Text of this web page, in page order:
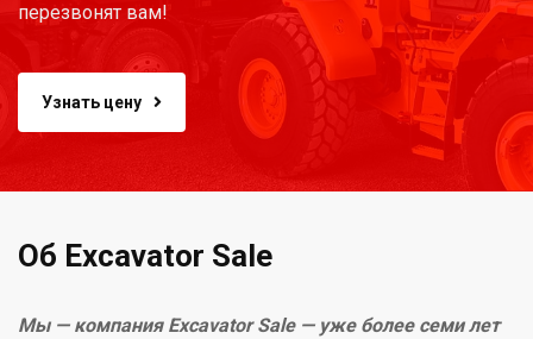
перезвонят вам!
Узнать цену
Об Excavator Sale
Мы — компания Excavator Sale — уже более семи лет